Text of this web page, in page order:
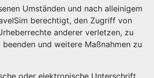
Umständen und nach alleinigem
berechtigt, den Zugriff von
anderer verletzen, zu
und weitere Maßnahmen zu
oder elektronische Unterschrift